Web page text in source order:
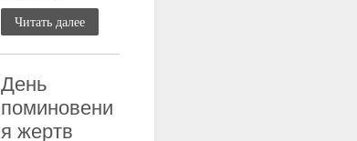
Читать далее
День
поминовени
я жертв